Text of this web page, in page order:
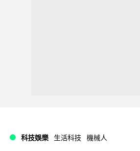
科技娛樂 生活科技 機械人